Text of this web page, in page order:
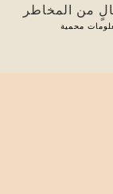
من المخاطر
محمية